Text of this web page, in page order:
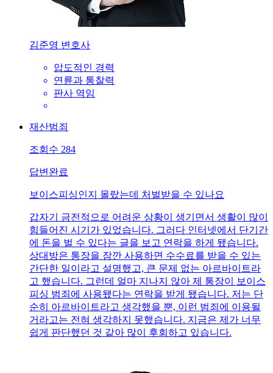
김준영 변호사
압도적인 경력
연륜과 통찰력
판사 역임
재산범죄
조회수 284
답변완료
보이스피싱인지 몰랐는데 처벌받을 수 있나요
갑자기 금전적으로 어려운 상황이 생기면서 생활이 많이
힘들어진 시기가 있었습니다. 그러다 인터넷에서 단기간
에 돈을 벌 수 있다는 글을 보고 연락을 하게 됐습니다.
상대방은 통장을 잠깐 사용하면 수수료를 받을 수 있는
간단한 일이라고 설명했고, 큰 문제 없는 아르바이트라
고 했습니다. 그런데 얼마 지나지 않아 제 통장이 보이스
피싱 범죄에 사용됐다는 연락을 받게 됐습니다. 저는 단
순히 아르바이트라고 생각했을 뿐, 이런 범죄에 이용될
거라고는 전혀 생각하지 못했습니다. 지금은 제가 너무
쉽게 판단했던 것 같아 많이 후회하고 있습니다.